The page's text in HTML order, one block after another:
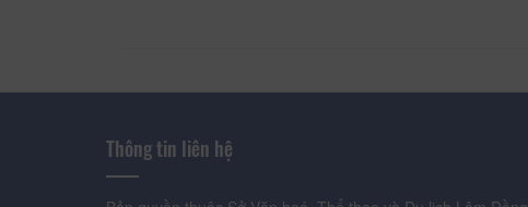
Thông tin liên hệ